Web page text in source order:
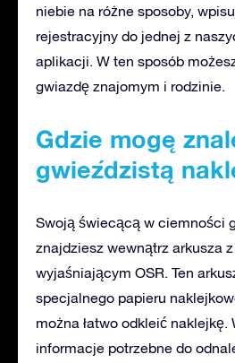
niebie na różne sposoby,
rejestracyjny do jednej z
aplikacji. W ten sposób
gwiazdę znajomym i rodzinie.
Gdzie mogę
gwieździstą
Swoją świecącą w ciemności
znajdziesz wewnątrz arkusza
wyjaśniającym OSR. Ten
specjalnego papieru
można łatwo odkleić naklejkę.
informacje potrzebne do